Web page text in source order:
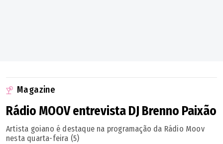
Magazine
Rádio MOOV entrevista DJ Brenno Paixão
Artista goiano é destaque na programação da Rádio Moov
nesta quarta-feira (5)